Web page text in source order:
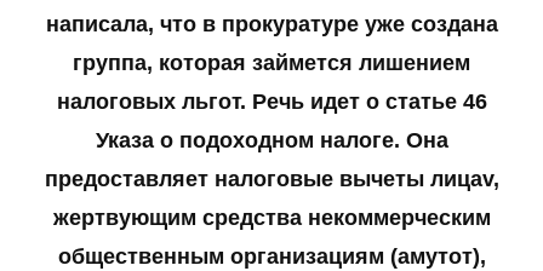
написала, что в прокуратуре уже создана
группа, которая займется лишением
налоговых льгот. Речь идет о статье 46
Указа о подоходном налоге. Она
предоставляет налоговые вычеты лицаv,
жертвующим средства некоммерческим
общественным организациям (амутот),